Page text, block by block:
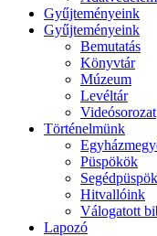
Gyűjteményeink
Gyűjteményeink
Bemutatás
Könyvtár
Múzeum
Levéltár
Videósorozat
Történelmünk
Püspökök
Hitvallóink
Válogatott
Lapozó